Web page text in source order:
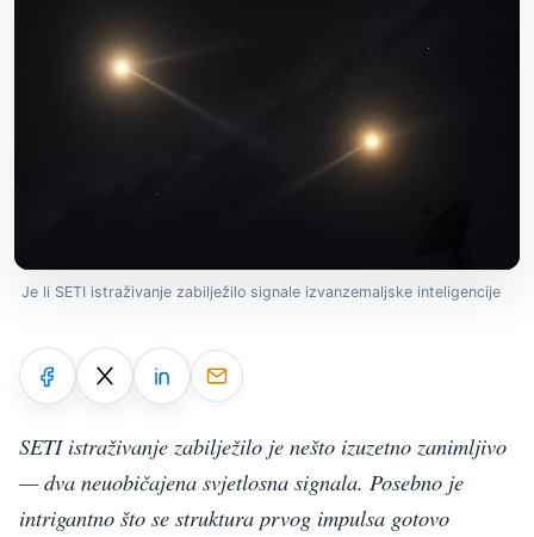
Je li SETI istraživanje zabilježilo signale izvanzemaljske inteligencije
SETI istraživanje zabilježilo je nešto izuzetno zanimljivo
— dva neuobičajena svjetlosna signala. Posebno je
intrigantno što se struktura prvog impulsa gotovo